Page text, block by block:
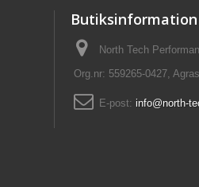
Butiksinformation
North Tech
Org.nr: 559265-0427,
E-post: info@north-